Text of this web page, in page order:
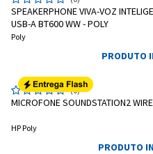
Entrega Flash
Cartão de crédito
Pagamento via
Retire na Loja
SPEAKERPHONE VIVA-VOZ
USB-A BT600 WW - POLY
Poly
PRODUTO
(0)
MICROFONE SOUNDSTATION2
HP Poly
PRODUTO